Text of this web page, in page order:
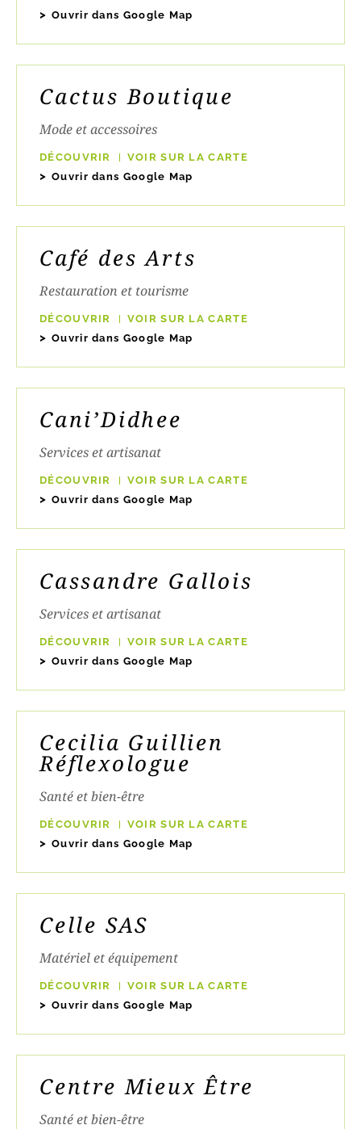
Ouvrir dans Google Map
Cactus Boutique
Mode et accessoires
DÉCOUVRIR
VOIR SUR LA CARTE
Ouvrir dans Google Map
Café des Arts
Restauration et tourisme
DÉCOUVRIR
VOIR SUR LA CARTE
Ouvrir dans Google Map
Cani’Didhee
Services et artisanat
DÉCOUVRIR
VOIR SUR LA CARTE
Ouvrir dans Google Map
Cassandre Gallois
Services et artisanat
DÉCOUVRIR
VOIR SUR LA CARTE
Ouvrir dans Google Map
Cecilia Guillien
Réflexologue
Santé et bien-être
DÉCOUVRIR
VOIR SUR LA CARTE
Ouvrir dans Google Map
Celle SAS
Matériel et équipement
DÉCOUVRIR
VOIR SUR LA CARTE
Ouvrir dans Google Map
Centre Mieux Être
Santé et bien-être